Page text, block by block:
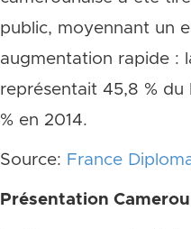
public, moyennant un
augmentation rapide :
représentait 45,8 % du
% en 2014.
Source: France
Présentation